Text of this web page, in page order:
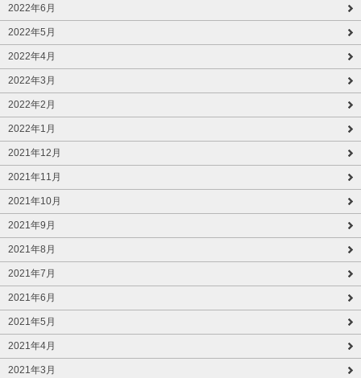
2022年6月
2022年5月
2022年4月
2022年3月
2022年2月
2022年1月
2021年12月
2021年11月
2021年10月
2021年9月
2021年8月
2021年7月
2021年6月
2021年5月
2021年4月
2021年3月